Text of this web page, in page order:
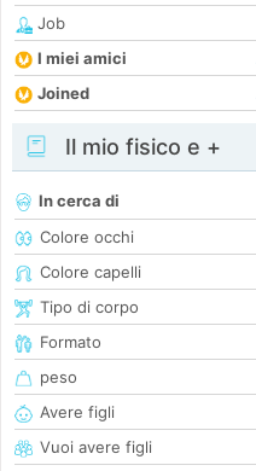
Job
I miei amici
Joined
Il mio fisico e +
In cerca di
Colore occhi
Colore capelli
Tipo di corpo
Formato
peso
Avere figli
Vuoi avere figli